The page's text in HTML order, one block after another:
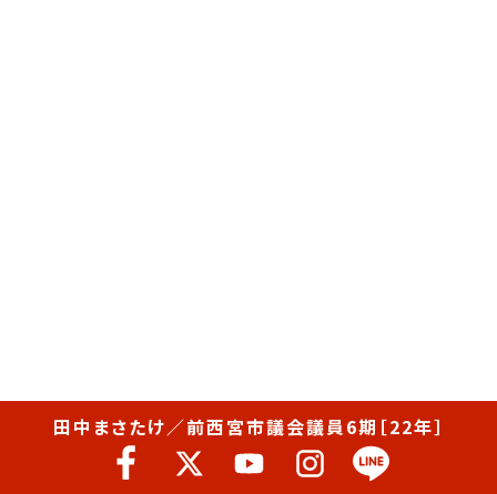
田中まさたけ／前西宮市議会議員6期［22年］